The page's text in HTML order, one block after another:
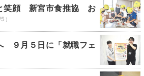
笑顔 新宮市食推協 お
）
９月５日に「就職フェ